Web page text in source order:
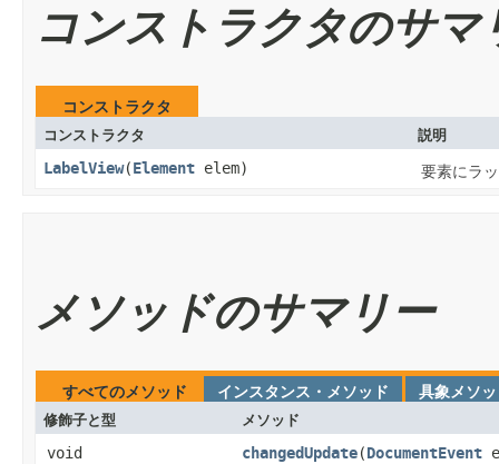
コンストラクタのサマ
コンストラクタ
コンストラクタ 説明
LabelView​(Element elem) 要素にラ
メソッドのサマリー
すべてのメソッド インスタンス・メソッド 具象メソ
修飾子と型 メソッド
void changedUpdate​(DocumentEvent